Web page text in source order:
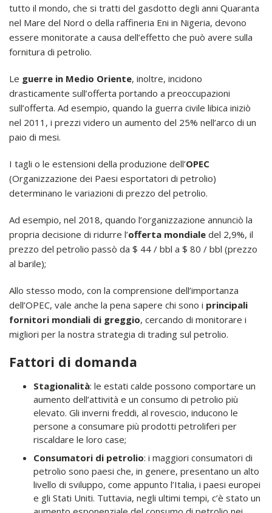
tutto il mondo, che si tratti del gasdotto degli anni Quaranta
nel Mare del Nord o della raffineria Eni in Nigeria, devono
essere monitorate a causa dell’effetto che può avere sulla
fornitura di petrolio.
Le guerre in Medio Oriente, inoltre, incidono
drasticamente sull’offerta portando a preoccupazioni
sull’offerta. Ad esempio, quando la guerra civile libica iniziò
nel 2011, i prezzi videro un aumento del 25% nell’arco di un
paio di mesi.
I tagli o le estensioni della produzione dell’OPEC
(Organizzazione dei Paesi esportatori di petrolio)
determinano le variazioni di prezzo del petrolio.
Ad esempio, nel 2018, quando l’organizzazione annunciò la
propria decisione di ridurre l’offerta mondiale del 2,9%, il
prezzo del petrolio passò da $ 44 / bbl a $ 80 / bbl (prezzo
al barile);
Allo stesso modo, con la comprensione dell’importanza
dell’OPEC, vale anche la pena sapere chi sono i principali
fornitori mondiali di greggio, cercando di monitorare i
migliori per la nostra strategia di trading sul petrolio.
Fattori di domanda
Stagionalità: le estati calde possono comportare un
aumento dell’attività e un consumo di petrolio più
elevato. Gli inverni freddi, al rovescio, inducono le
persone a consumare più prodotti petroliferi per
riscaldare le loro case;
Consumatori di petrolio: i maggiori consumatori di
petrolio sono paesi che, in genere, presentano un alto
livello di sviluppo, come appunto l’Italia, i paesi europei
e gli Stati Uniti. Tuttavia, negli ultimi tempi, c’è stato un